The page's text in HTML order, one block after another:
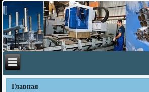
Главная